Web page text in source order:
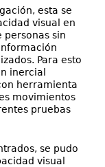
esta se
visual en
sin
Para esto
inercial
herramienta
movimientos
pruebas
se pudo
visual